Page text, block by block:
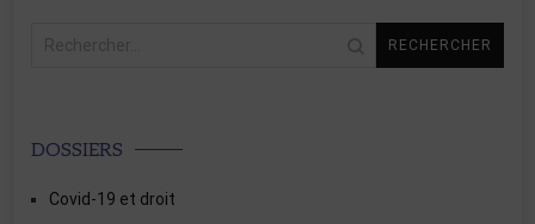
DOSSIERS
Covid-19 et droit